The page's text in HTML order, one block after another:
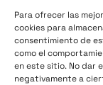
Para ofrecer las
cookies para
consentimiento de
como el
en este sitio. No dar
negativamente a
Tlfno: +34
Horario